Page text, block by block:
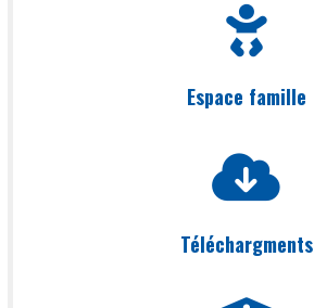
Espace famille
Téléchargments